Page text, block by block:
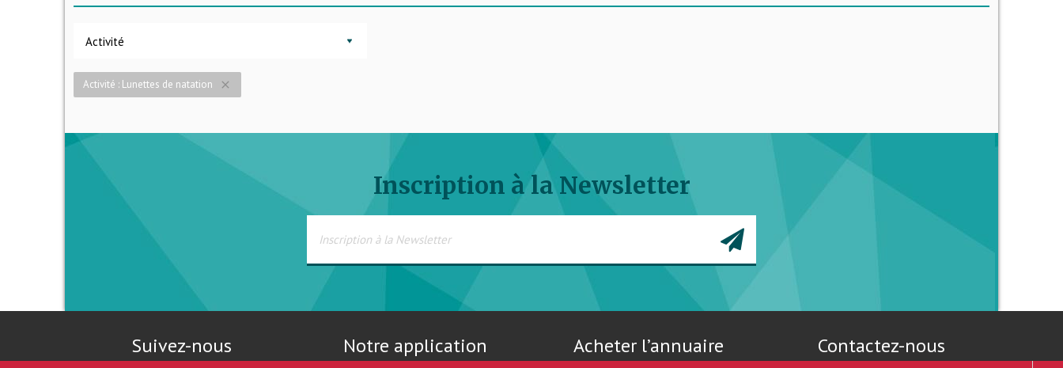
Activité
Activité : Lunettes de natation close
Inscription à la Newsletter
Suivez-nous Notre application Acheter l’annuaire Contactez-nous